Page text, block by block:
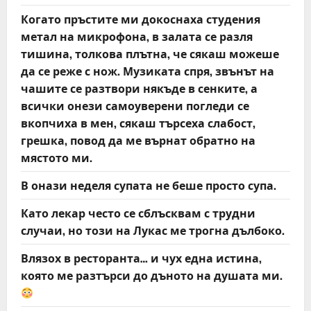
Когато пръстите ми докоснаха студения
метал на микрофона, в залата се разля
тишина, толкова плътна, че сякаш можеше
да се реже с нож. Музиката спря, звънът на
чашите се разтвори някъде в сенките, а
всички онези самоуверени погледи се
вкопчиха в мен, сякаш търсеха слабост,
грешка, повод да ме върнат обратно на
мястото ми.
В онази неделя супата не беше просто супа.
Като лекар често се сблъсквам с трудни
случаи, но този на Лукас ме трогна дълбоко.
Влязох в ресторанта… и чух една истина,
която ме разтърси до дъното на душата ми.